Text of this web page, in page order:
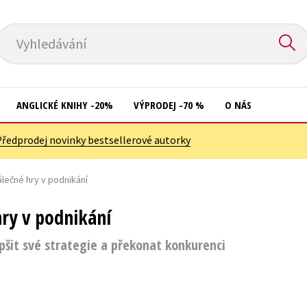
Vyhledávání
Kuchařky
New Adult
Umění a kultura
ANGLICKÉ KNIHY -20% VÝPRODEJ -70 % O NÁS
novinky bestsellerové autorky
hry v podnikání
v podnikání
své strategie a překonat konkurenci